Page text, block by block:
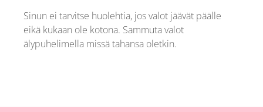
Sinun ei tarvitse huolehtia, jos valot jäävät päälle
eikä kukaan ole kotona. Sammuta valot
älypuhelimella missä tahansa oletkin.